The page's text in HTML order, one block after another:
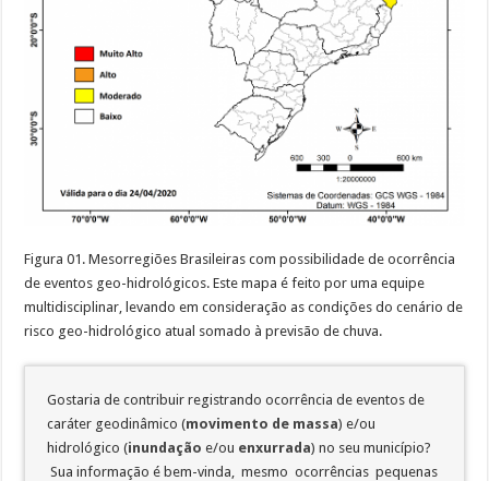
Figura 01. Mesorregiões Brasileiras com possibilidade de ocorrência
de eventos geo-hidrológicos. Este mapa é feito por uma equipe
multidisciplinar, levando em consideração as condições do cenário de
risco geo-hidrológico atual somado à previsão de chuva.
Gostaria de contribuir registrando ocorrência de eventos de
caráter geodinâmico (movimento de massa) e/ou
hidrológico (inundaçãoe/ou enxurrada) no seu município?
Sua informação é bem-vinda, mesmo ocorrências pequenas